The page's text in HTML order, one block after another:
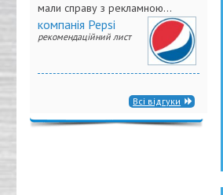
мали справу з рекламною...
компанія Pepsi
рекомендаційний лист
Всі відгуки